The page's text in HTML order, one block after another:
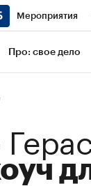
Мероприятия
Про: свое дело